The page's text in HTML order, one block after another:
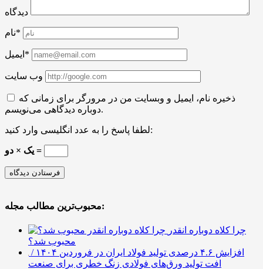
دیدگاه
نام*
ایمیل*
وب سایت
ذخیره نام، ایمیل و وبسایت من در مرورگر برای زمانی که
دوباره دیدگاهی می‌نویسم.
لطفا پاسخ را به عدد انگلیسی وارد کنید:
یک × دو =
محبوب‌ترین مطالب مجله:
چرا کلاه دوباره انقدر
محبوب شد؟
افزایش ۴.۶ درصدی تولید فولاد ایران در فروردین ۱۴۰۴ /
افت تولید ورق‌های فولادی زنگ خطری برای صنعت